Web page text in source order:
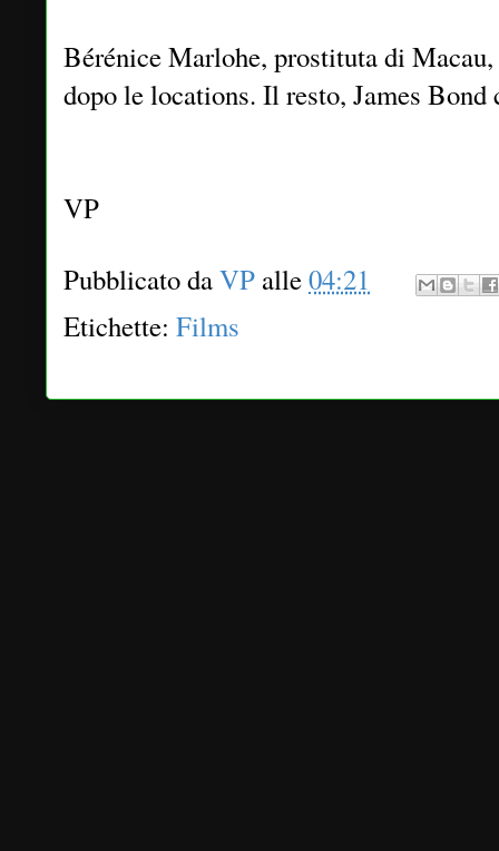
Bérénice Marlohe, prostituta di
dopo le locations. Il resto, James Bond
VP
Pubblicato daVP alle04:21
Etichette: Films